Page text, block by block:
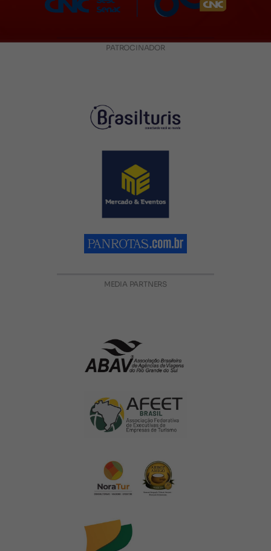
PATROCINADOR
MEDIA PARTNERS